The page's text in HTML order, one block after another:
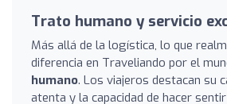
Trato humano y servicio
Más allá de la logística, lo que
diferencia en Traveliando por el
humano. Los viajeros destacan su
atenta y la capacidad de hacer